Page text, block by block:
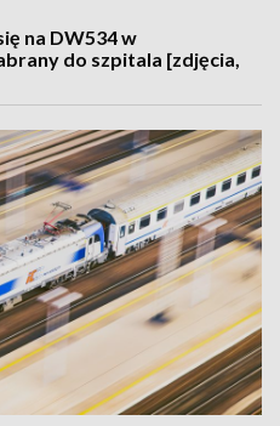
na DW534 w
do szpitala [zdjęcia,